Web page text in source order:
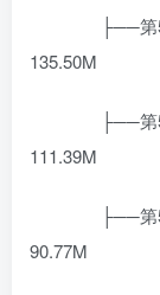
├──第54
135.50M
├──第55
111.39M
├──第56
90.77M